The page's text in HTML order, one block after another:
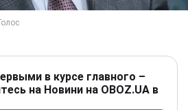
в курсе главного –
на Новини на OBOZ.UA в